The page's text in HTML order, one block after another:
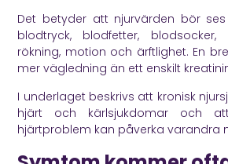
Det betyder att njurvärden bör
blodtryck, blodfetter, blodsocker,
rökning, motion och ärftlighet. En
mer vägledning än ett enskilt
I underlaget beskrivs att kronisk
hjärt och kärlsjukdomar och
hjärtproblem kan påverka varandra